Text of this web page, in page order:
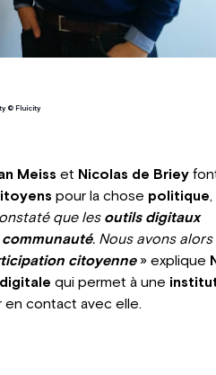
© Fluicity
Meiss et Nicolas de Briey
pour la chose politique
que les outils digitaux
communauté. Nous avons alors
citoyenne» explique
qui permet à une
en contact avec elle.